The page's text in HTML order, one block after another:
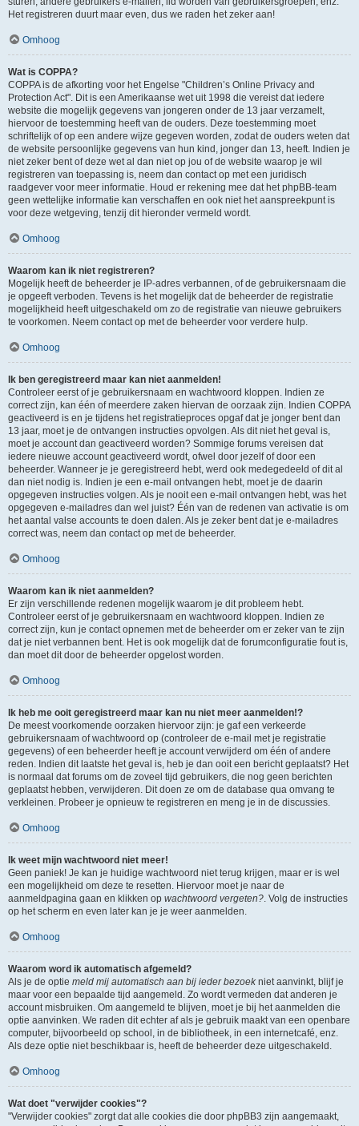
Het registreren duurt maar even, dus we raden het zeker aan!
Omhoog
Wat is COPPA?
COPPA is de afkorting voor het Engelse "Children’s Online Privacy and
Protection Act". Dit is een Amerikaanse wet uit 1998 die vereist dat iedere
website die mogelijk gegevens van jongeren onder de 13 jaar verzamelt,
hiervoor de toestemming heeft van de ouders. Deze toestemming moet
schriftelijk of op een andere wijze gegeven worden, zodat de ouders weten dat
de website persoonlijke gegevens van hun kind, jonger dan 13, heeft. Indien je
niet zeker bent of deze wet al dan niet op jou of de website waarop je wil
registreren van toepassing is, neem dan contact op met een juridisch
raadgever voor meer informatie. Houd er rekening mee dat het phpBB-team
geen wettelijke informatie kan verschaffen en ook niet het aanspreekpunt is
voor deze wetgeving, tenzij dit hieronder vermeld wordt.
Omhoog
Waarom kan ik niet registreren?
Mogelijk heeft de beheerder je IP-adres verbannen, of de gebruikersnaam die
je opgeeft verboden. Tevens is het mogelijk dat de beheerder de registratie
mogelijkheid heeft uitgeschakeld om zo de registratie van nieuwe gebruikers
te voorkomen. Neem contact op met de beheerder voor verdere hulp.
Omhoog
Ik ben geregistreerd maar kan niet aanmelden!
Controleer eerst of je gebruikersnaam en wachtwoord kloppen. Indien ze
correct zijn, kan één of meerdere zaken hiervan de oorzaak zijn. Indien COPPA
geactiveerd is en je tijdens het registratieproces opgaf dat je jonger bent dan
13 jaar, moet je de ontvangen instructies opvolgen. Als dit niet het geval is,
moet je account dan geactiveerd worden? Sommige forums vereisen dat
iedere nieuwe account geactiveerd wordt, ofwel door jezelf of door een
beheerder. Wanneer je je geregistreerd hebt, werd ook medegedeeld of dit al
dan niet nodig is. Indien je een e-mail ontvangen hebt, moet je de daarin
opgegeven instructies volgen. Als je nooit een e-mail ontvangen hebt, was het
opgegeven e-mailadres dan wel juist? Één van de redenen van activatie is om
het aantal valse accounts te doen dalen. Als je zeker bent dat je e-mailadres
correct was, neem dan contact op met de beheerder.
Omhoog
Waarom kan ik niet aanmelden?
Er zijn verschillende redenen mogelijk waarom je dit probleem hebt.
Controleer eerst of je gebruikersnaam en wachtwoord kloppen. Indien ze
correct zijn, kun je contact opnemen met de beheerder om er zeker van te zijn
dat je niet verbannen bent. Het is ook mogelijk dat de forumconfiguratie fout is,
dan moet dit door de beheerder opgelost worden.
Omhoog
Ik heb me ooit geregistreerd maar kan nu niet meer aanmelden!?
De meest voorkomende oorzaken hiervoor zijn: je gaf een verkeerde
gebruikersnaam of wachtwoord op (controleer de e-mail met je registratie
gegevens) of een beheerder heeft je account verwijderd om één of andere
reden. Indien dit laatste het geval is, heb je dan ooit een bericht geplaatst? Het
is normaal dat forums om de zoveel tijd gebruikers, die nog geen berichten
geplaatst hebben, verwijderen. Dit doen ze om de database qua omvang te
verkleinen. Probeer je opnieuw te registreren en meng je in de discussies.
Omhoog
Ik weet mijn wachtwoord niet meer!
Geen paniek! Je kan je huidige wachtwoord niet terug krijgen, maar er is wel
een mogelijkheid om deze te resetten. Hiervoor moet je naar de
aanmeldpagina gaan en klikken op wachtwoord vergeten?. Volg de instructies
op het scherm en even later kan je je weer aanmelden.
Omhoog
Waarom word ik automatisch afgemeld?
Als je de optie meld mij automatisch aan bij ieder bezoekniet aanvinkt, blijf je
maar voor een bepaalde tijd aangemeld. Zo wordt vermeden dat anderen je
account misbruiken. Om aangemeld te blijven, moet je bij het aanmelden die
optie aanvinken. We raden dit echter af als je gebruik maakt van een openbare
computer, bijvoorbeeld op school, in de bibliotheek, in een internetcafé, enz.
Als deze optie niet beschikbaar is, heeft de beheerder deze uitgeschakeld.
Omhoog
Wat doet "verwijder cookies"?
"Verwijder cookies" zorgt dat alle cookies die door phpBB3 zijn aangemaakt,